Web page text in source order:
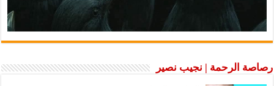
رصاصة الرحمة | نجيب نصير